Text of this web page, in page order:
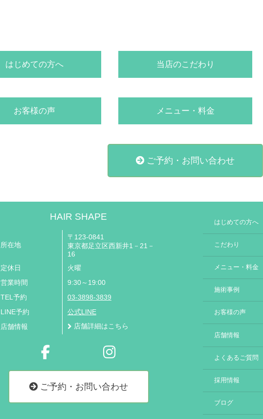
はじめての方へ 当店のこだわり
お客様の声 メニュー・料金
ご予約・お問い合わせ
HAIR SHAPE
所在地
〒123-0841
東京都足立区西新井1－21－
16
定休日
火曜
営業時間
9:30～19:00
TEL予約
03-3898-3839
LINE予約
公式LINE
店舗情報
店舗詳細はこちら
ご予約・お問い合わせ
はじめての方へ
こだわり
メニュー・料金
施術事例
お客様の声
店舗情報
よくあるご質問
採用情報
ブログ